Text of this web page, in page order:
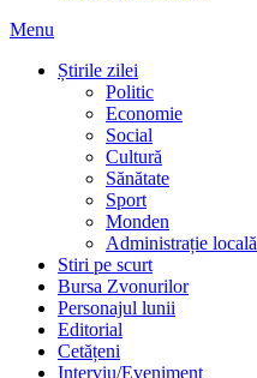
Menu
Știrile zilei
Politic
Economie
Social
Cultură
Sănătate
Sport
Monden
Administrație locală
Stiri pe scurt
Bursa Zvonurilor
Personajul lunii
Editorial
Cetățeni
Interviu/Eveniment